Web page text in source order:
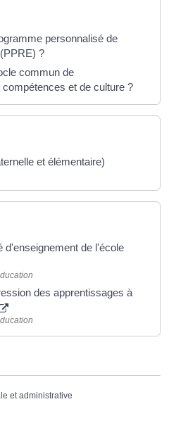
personnalisé de
?
commun de
et de culture ?
et élémentaire)
d'enseignement de l'école
des apprentissages à
et administrative